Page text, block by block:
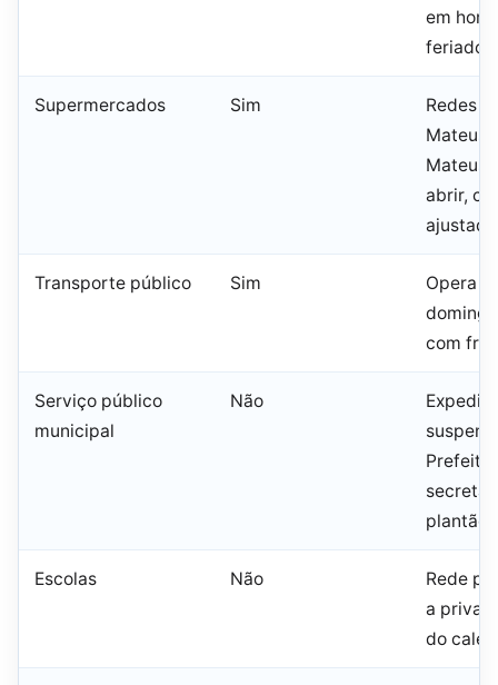
em
feriado
Supermercados Sim
Redes
Mateus
Mateus
abrir,
ajustada
Transporte público Sim
Opera
com
Serviço público
municipal
Não
plantão
Escolas Não
Rede
a
do